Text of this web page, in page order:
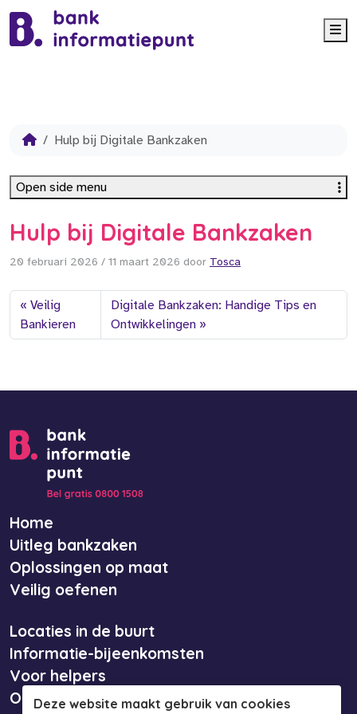
Hulp bij Digitale Bankzaken
Hulp bij Digitale Bankzaken
20 februari 2026 / 11 maart 2026 door Tosca
Veilig
Bankieren
Digitale Bankzaken: Handige Tips en
Ontwikkelingen
Open side menu
Home
Uitleg bankzaken
Oplossingen op maat
Veilig oefenen
Locaties in de buurt
Informatie-bijeenkomsten
Voor helpers
Over ons
Deze website maakt gebruik van cookies